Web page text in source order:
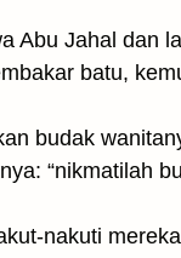
batu,
budak
“nikmatilah